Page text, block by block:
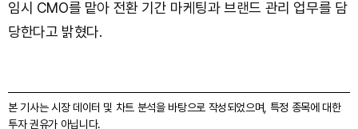
임시 CMO를 맡아 전환 기간 마케팅과 브랜드 관리 업무를 담
당한다고 밝혔다.
본 기사는 시장 데이터 및 차트 분석을 바탕으로 작성되었으며, 특정 종목에 대한
투자 권유가 아닙니다.